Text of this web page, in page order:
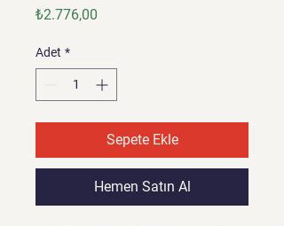
₺2.776,00
Adet *
Sepete Ekle
Hemen Satın Al